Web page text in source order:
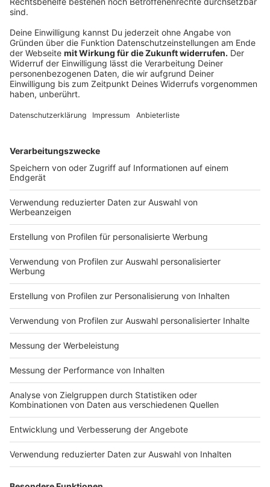
Unterdessen forderte SPD-Chef Norbert Walter-
Borjans eine Verschärfung des von Union und SPD
vereinbarten Lobbyregisters. «Allen Demokraten muss
daran gelegen sein, dass Raffgier und
Vetternwirtschaft in unseren Parlamenten keine
der Funke Mediengruppe (Dienstag). Er rief die
Markus Söder, dazu auf, gemeinsam mit der SPD «für
wirksame Transparenz- und Sanktionsregeln»
einzutreten. Vor einer Woche hatten sich die
Ausgestaltung des neuen Registers geeinigt. Kritikern
gehen die Pläne nicht weit genug.
Anzeige
Der Staatsrechtler Joachim Wieland sagte dem
«Mannheimer Morgen» (Dienstag), das
Abgeordnetengesetz sei bislang eher zahnlos. «Die
Annahme von Zuwendungen ist nur dann verboten,
wenn sie ohne Gegenleistung erfolgt oder diese sich
konkret auf das Abstimmungsverhalten auswirkt.»
Löbel sei auf Firmen zugegangen und habe mit seinen
Kontakten als Politiker geprahlt. «Das verstößt aber
gegenwärtig nicht gegen Gesetze.» Auf die Frage, ob
meinte er: «Das Verfassungsrecht setzt da enge
Grenzen. Ein generelles Verbot wäre
grundgesetzwidrig.» Er fordere, dass Politiker die
genaue Höhe ihrer Bezüge aus Nebentätigkeiten